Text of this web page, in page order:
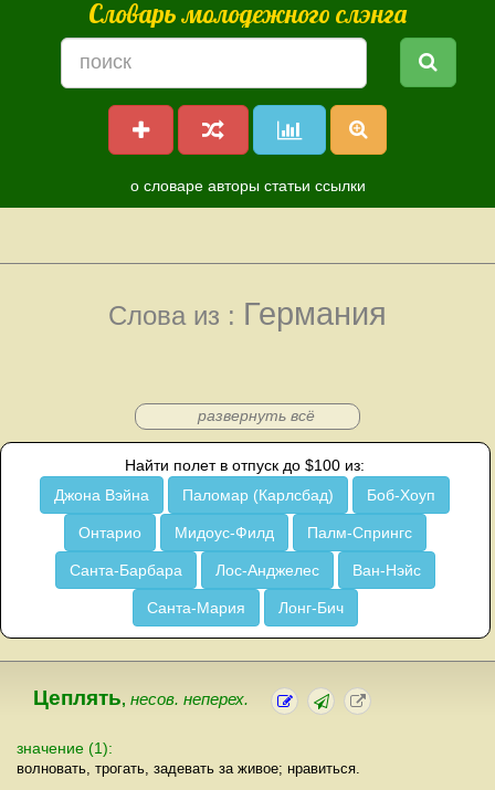
Словарь молодежного слэнга
о словаре авторы статьи ссылки
Слова из : Германия
развернуть всё
Найти полет в отпуск до $100 из:
Джона Вэйна
Паломар (Карлсбад) Боб-Хоуп
Онтарио Мидоус-Филд Палм-Спрингс
Санта-Барбара Лос-Анджелес Ван-Нэйс
Санта-Мария Лонг-Бич
Цеплять, несов. неперех.
значение (1):
волновать, трогать, задевать за живое; нравиться.